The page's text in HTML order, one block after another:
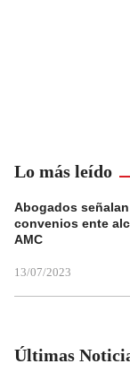
Lo más leído
Abogados
convenios ente
AMC
13/07/2023
Últimas